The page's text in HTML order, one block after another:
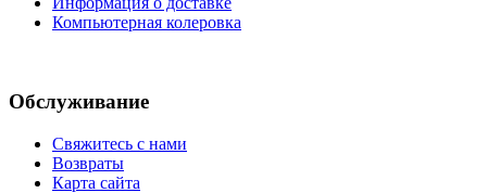
Компьютерная колеровка
Обслуживание
Свяжитесь с нами
Возвраты
Карта сайта